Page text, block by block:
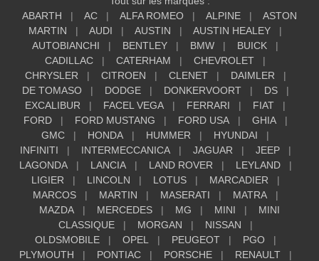
ABARTH
AC ALFA ROMEO ALPINE
ASTON
MARTIN
AUDI AUSTIN
AUSTIN HEALEY
AUTOBIANCHI
BENTLEY BMW
BUICK
CADILLAC
CATERHAM
CHEVROLET
CHRYSLER
CITROEN CLENET
DAIMLER
DE TOMASO
DODGE DONKERVOORT
DS
EXCALIBUR
FACEL VEGA FERRARI
FIAT
FORD
FORD MUSTANG FORD USA
GHIA
GMC
HONDA HUMMER
HYUNDAI
INFINITI
INTERMECCANICA JAGUAR
JEEP
LAGONDA
LANCIA LAND ROVER
LEYLAND
LIGIER
LINCOLN LOTUS
MARCADIER
MARCOS
MARTIN MASERATI
MATRA
MAZDA
MERCEDES MG MINI
MINI
CLASSIQUE
MORGAN
NISSAN
OLDSMOBILE
OPEL PEUGEOT
PGO
PLYMOUTH
PONTIAC PORSCHE RENAULT